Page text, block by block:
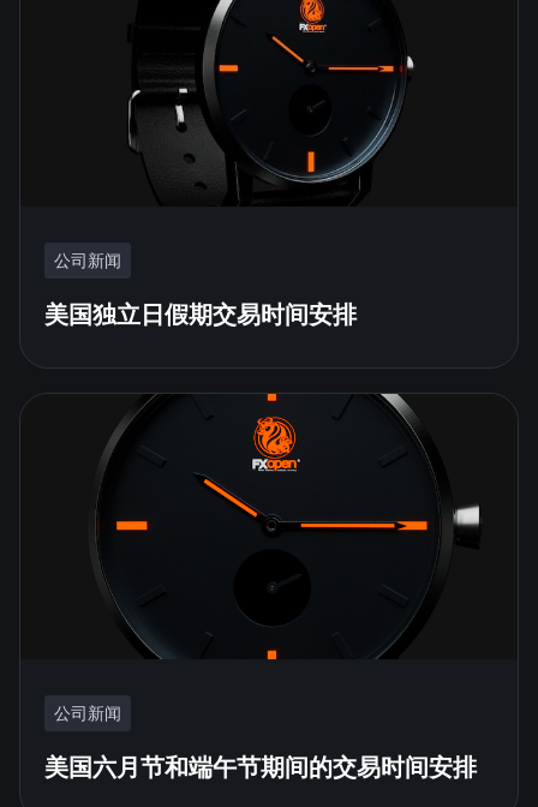
公司新闻
美国独立日假期交易时间安排
公司新闻
美国六月节和端午节期间的交易时间安排